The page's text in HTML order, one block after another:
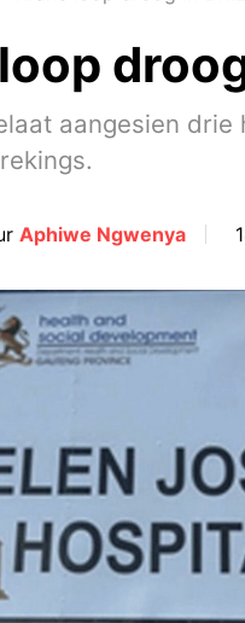
aangesien
Aphiwe Ngwenya